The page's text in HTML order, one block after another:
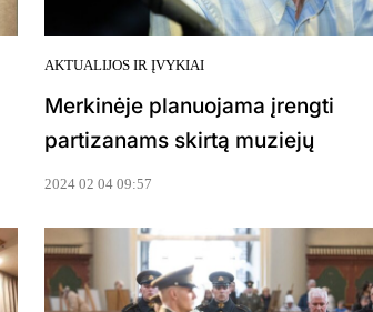
AKTUALIJOS IR ĮVYKIAI
Merkinėje planuojama įrengti
partizanams skirtą muziejų
2024 02 04 09:57